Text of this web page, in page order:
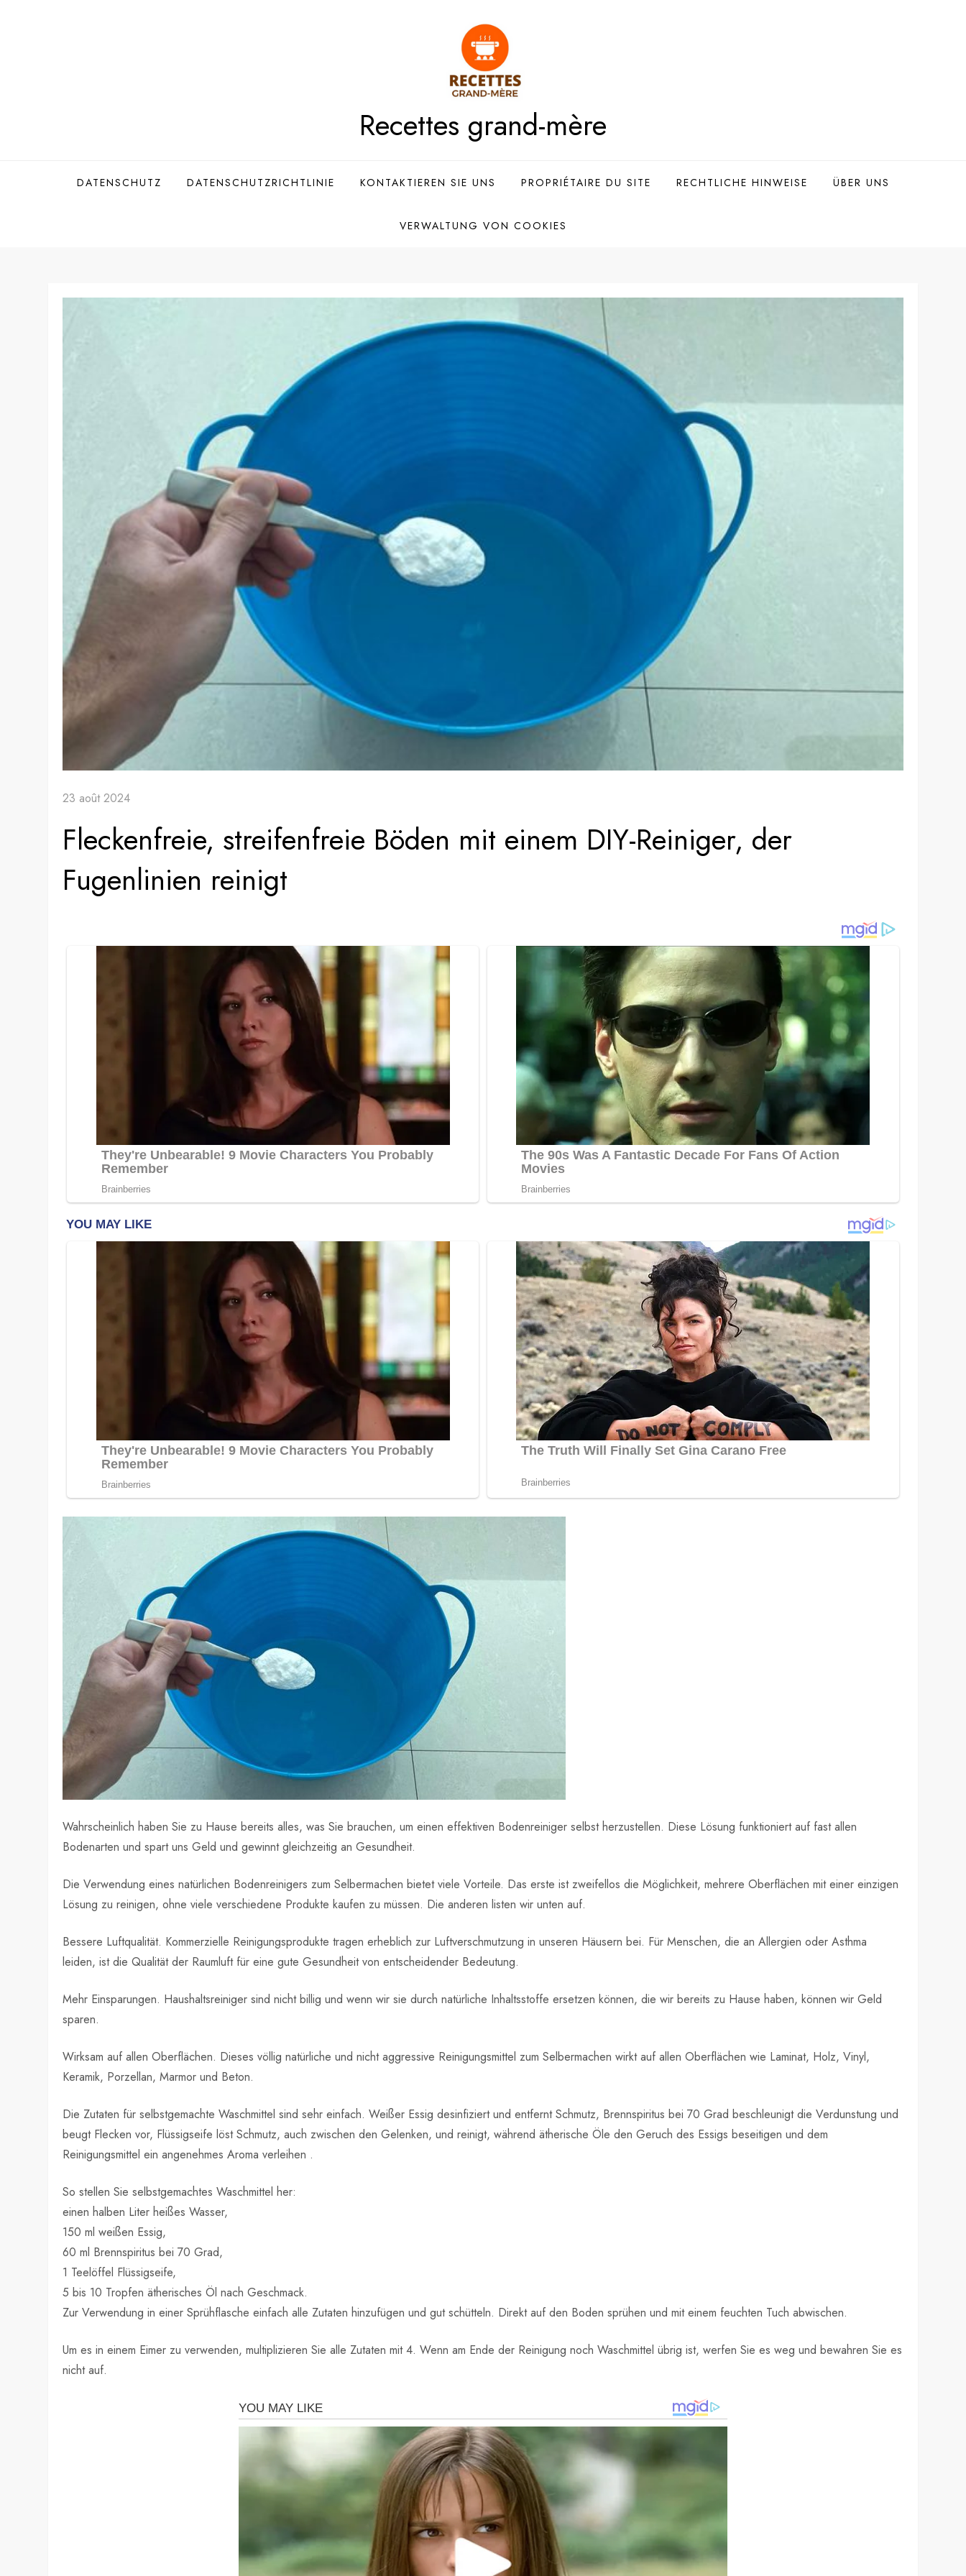
Recettes grand-mère
DATENSCHUTZ DATENSCHUTZRICHTLINIE KONTAKTIEREN SIE UNS PROPRIÉTAIRE DU SITE RECHTLICHE HINWEISE ÜBER UNS
VERWALTUNG VON COOKIES
23 août 2024
Fleckenfreie, streifenfreie Böden mit einem DIY-Reiniger, der
Fugenlinien reinigt
Wahrscheinlich haben Sie zu Hause bereits alles, was Sie brauchen, um einen effektiven Bodenreiniger selbst herzustellen. Diese Lösung funktioniert auf fast allen
Bodenarten und spart uns Geld und gewinnt gleichzeitig an Gesundheit.
Die Verwendung eines natürlichen Bodenreinigers zum Selbermachen bietet viele Vorteile. Das erste ist zweifellos die Möglichkeit, mehrere Oberflächen mit einer einzigen
Lösung zu reinigen, ohne viele verschiedene Produkte kaufen zu müssen. Die anderen listen wir unten auf.
Bessere Luftqualität. Kommerzielle Reinigungsprodukte tragen erheblich zur Luftverschmutzung in unseren Häusern bei. Für Menschen, die an Allergien oder Asthma
leiden, ist die Qualität der Raumluft für eine gute Gesundheit von entscheidender Bedeutung.
Mehr Einsparungen. Haushaltsreiniger sind nicht billig und wenn wir sie durch natürliche Inhaltsstoffe ersetzen können, die wir bereits zu Hause haben, können wir Geld
sparen.
Wirksam auf allen Oberflächen. Dieses völlig natürliche und nicht aggressive Reinigungsmittel zum Selbermachen wirkt auf allen Oberflächen wie Laminat, Holz, Vinyl,
Keramik, Porzellan, Marmor und Beton.
Die Zutaten für selbstgemachte Waschmittel sind sehr einfach. Weißer Essig desinfiziert und entfernt Schmutz, Brennspiritus bei 70 Grad beschleunigt die Verdunstung und
beugt Flecken vor, Flüssigseife löst Schmutz, auch zwischen den Gelenken, und reinigt, während ätherische Öle den Geruch des Essigs beseitigen und dem
Reinigungsmittel ein angenehmes Aroma verleihen .
So stellen Sie selbstgemachtes Waschmittel her:
einen halben Liter heißes Wasser,
150 ml weißen Essig,
60 ml Brennspiritus bei 70 Grad,
1 Teelöffel Flüssigseife,
5 bis 10 Tropfen ätherisches Öl nach Geschmack.
Zur Verwendung in einer Sprühflasche einfach alle Zutaten hinzufügen und gut schütteln. Direkt auf den Boden sprühen und mit einem feuchten Tuch abwischen.
Um es in einem Eimer zu verwenden, multiplizieren Sie alle Zutaten mit 4. Wenn am Ende der Reinigung noch Waschmittel übrig ist, werfen Sie es weg und bewahren Sie es
nicht auf.